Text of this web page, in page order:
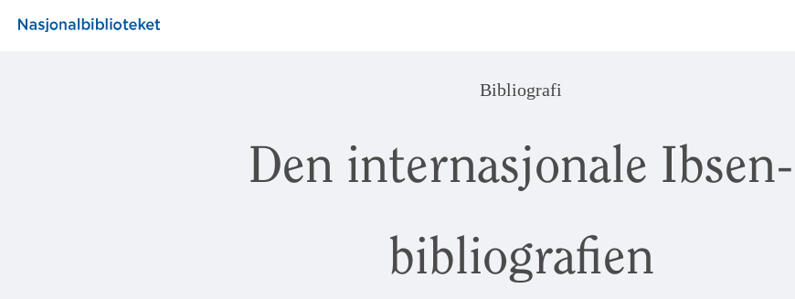
Bibliografi
Den internasjonale Ibsen-
bibliografien